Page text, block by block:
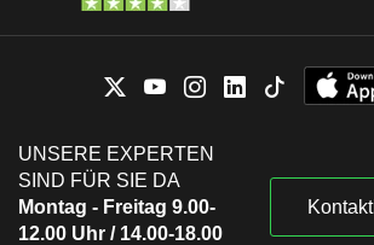
UNSERE EXPERTEN
SIND FÜR SIE DA
Montag - Freitag 9.00-
12.00 Uhr / 14.00-18.00